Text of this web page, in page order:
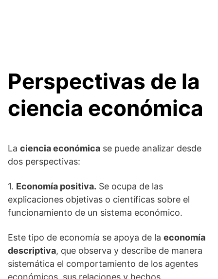
Perspectivas de la
ciencia económica
La ciencia económica se puede analizar desde
dos perspectivas:
1. Economía positiva. Se ocupa de las
explicaciones objetivas o científicas sobre el
funcionamiento de un sistema económico.
Este tipo de economía se apoya de la economía
descriptiva, que observa y describe de manera
sistemática el comportamiento de los agentes
económicos, sus relaciones y hechos.